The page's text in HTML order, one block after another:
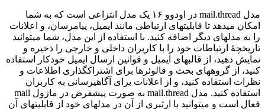
مدل mail.thread در اودوو ۱۶ یک مدل انتزاعی است که به شما
امکان میدهد تا قابلیتهای ارتباطی مانند ایمیل، پیامرسان، و اعلانات
را به مدلهای دیگر اضافه کنید. با استفاده از این مدل، شما میتوانید
تاریخچهٔ ارتباطات خود را با کاربران داخلی و خارجی را ذخیره و
نمایش دهید، از قالبهای ایمیل و قوانین ارسال ایمیل خودکار استفاده
کنید، از گروههای بحث و فالوئرها برای اشتراکگذاری اطلاعات و
نظرات استفاده کنید، و از اعلانات برای آگاهیرسانی به کاربران
استفاده کنید. مدل mail.thread به صورت پیشفرض در ماژول mail
فعال است و میتوانید با ارثبری از آن در مدلهای خود از قابلیتهای آن